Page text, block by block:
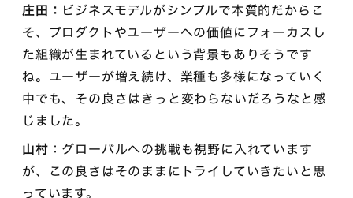
庄田： ビジネスモデルがシンプルで本質的だからこ
そ、プロダクトやユーザーへの価値にフォーカスし
た組織が生まれているという背景もありそうです
ね。ユーザーが増え続け、業種も多様になっていく
中でも、その良さはきっと変わらないだろうなと感
じました。
山村 ：グローバルへの挑戦も視野に入れています
が、この良さはそのままにトライしていきたいと思
っています。